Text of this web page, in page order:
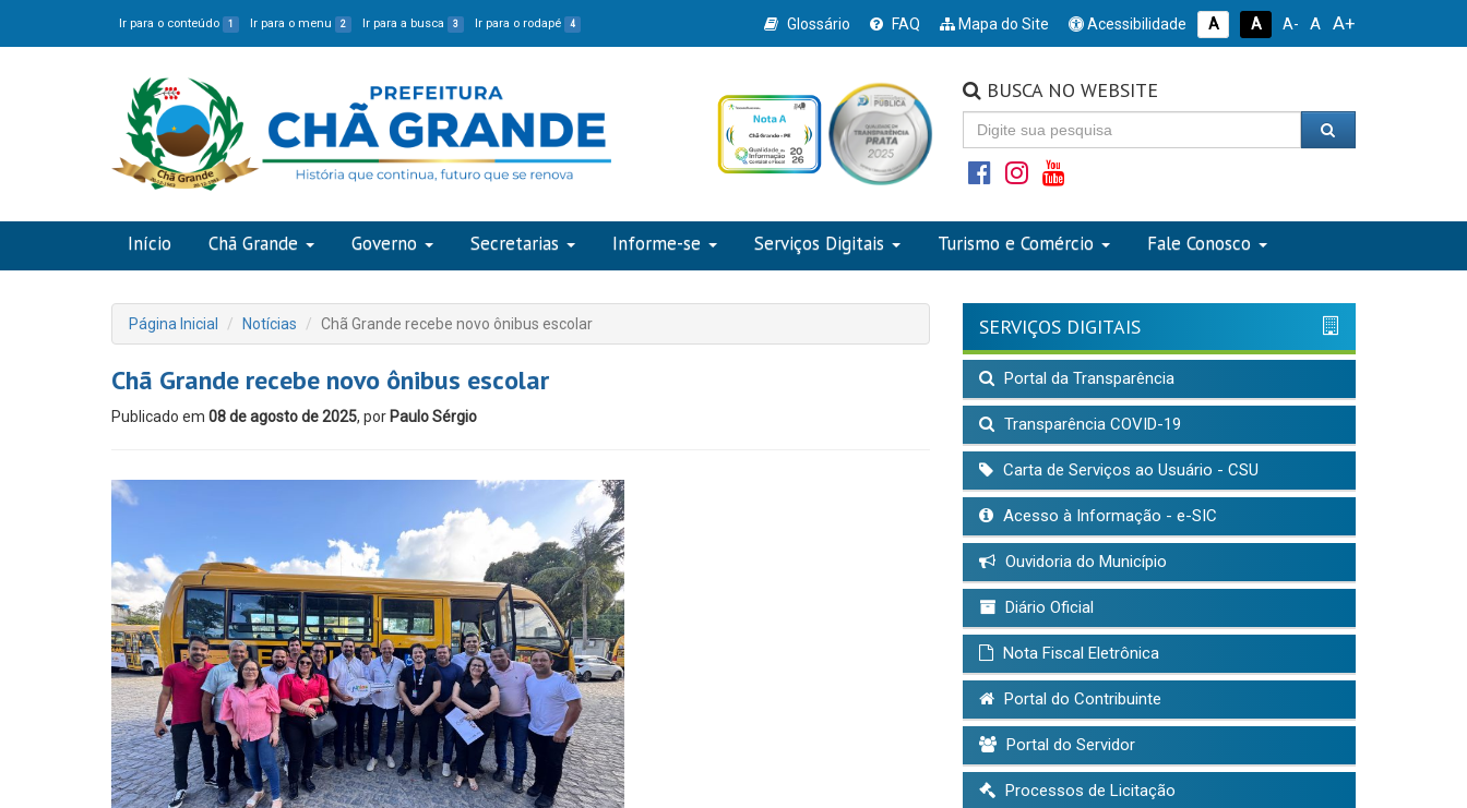
Ir para o conteúdo 1 Ir para o menu 2 Ir para a busca 3 Ir para o rodapé 4 Glossário FAQ Mapa do Site Acessibilidade A A A- A A+
BUSCA NO WEBSITE
Início Chã Grande Governo Secretarias Informe-se Serviços Digitais Turismo e Comércio Fale Conosco
Página Inicial Notícias Chã Grande recebe novo ônibus escolar
Chã Grande recebe novo ônibus escolar
Publicado em 08 de agosto de 2025, por Paulo Sérgio
SERVIÇOS DIGITAIS
Portal da Transparência
Transparência COVID-19
Carta de Serviços ao Usuário - CSU
Acesso à Informação - e-SIC
Ouvidoria do Município
Diário Oficial
Nota Fiscal Eletrônica
Portal do Contribuinte
Portal do Servidor
Processos de Licitação